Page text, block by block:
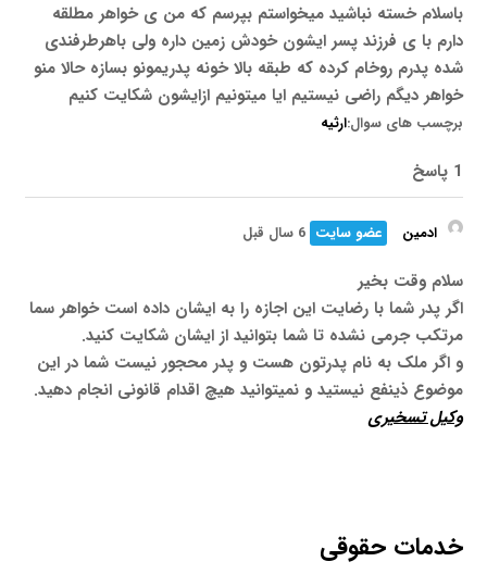
باسلام خسته نباشید میخواستم بپرسم که من ی خواهر مطلقه
دارم با ی فرزند پسر ایشون خودش زمین داره ولی باهرطرفندی
شده پدرم روخام کرده که طبقه بالا خونه پدریمونو بسازه حالا منو
خواهر دیگم راضی نیستیم ایا میتونیم ازایشون شکایت کنیم
برچسب های سوال:ارثیه
1 پاسخ
ادمین عضو سایت 6 سال قبل
سلام وقت بخیر
اگر پدر شما با رضایت این اجازه را به ایشان داده است خواهر سما
مرتکب جرمی نشده تا شما بتوانید از ایشان شکایت کنید.
و اگر ملک به نام پدرتون هست و پدر محجور نیست شما در این
موضوع ذینفع نیستید و نمیتوانید هیچ اقدام قانونی انجام دهید.
وکیل تسخیری
خدمات حقوقی